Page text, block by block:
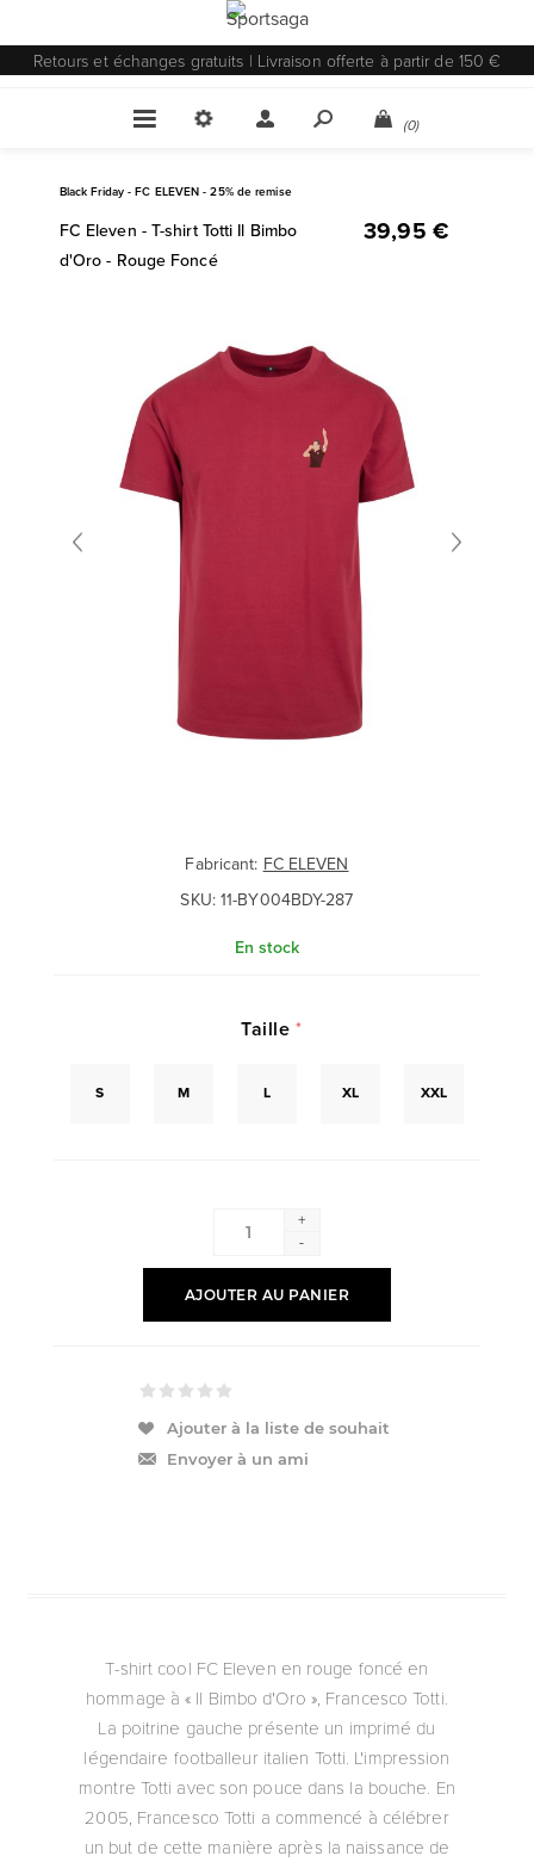
Retours et échanges gratuits | Livraison offerte à partir de 150 €
(0)
Black Friday - FC ELEVEN - 25% de remise
FC Eleven - T-shirt Totti Il Bimbo
d'Oro - Rouge Foncé
39,95 €
Fabricant: FC ELEVEN
SKU:11-BY004BDY-287
En stock
Taille *
S M L XL XXL
+
-
AJOUTER AU PANIER
Ajouter à la liste de souhait
Envoyer à un ami
T-shirt cool FC Eleven en rouge foncé en
hommage à « Il Bimbo d'Oro », Francesco Totti.
La poitrine gauche présente un imprimé du
légendaire footballeur italien Totti. L'impression
montre Totti avec son pouce dans la bouche. En
2005, Francesco Totti a commencé à célébrer
un but de cette manière après la naissance de